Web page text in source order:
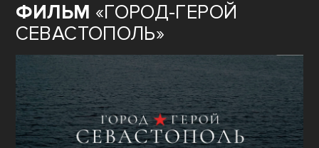
ФИЛЬМ «ГОРОД-ГЕРОЙ
СЕВАСТОПОЛЬ»